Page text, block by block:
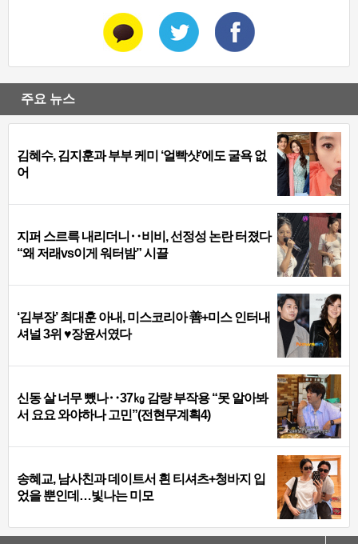
주요 뉴스
김혜수, 김지훈과 부부 케미 ‘얼빡샷’에도 굴욕 없
어
지퍼 스르륵 내리더니‥비비, 선정성 논란 터졌다
“왜 저래vs이게 워터밤” 시끌
‘김부장’ 최대훈 아내, 미스코리아 善+미스 인터내
셔널 3위 ♥장윤서였다
신동 살 너무 뺐나‥37㎏ 감량 부작용 “못 알아봐
서 요요 와야하나 고민”(전현무계획4)
송혜교, 남사친과 데이트서 흰 티셔츠+청바지 입
었을 뿐인데…빛나는 미모